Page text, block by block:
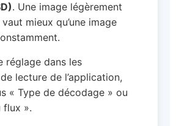
. Une image légèrement
mieux qu’une image
réglage dans les
lecture de l’application,
« Type de décodage » ou
flux ».